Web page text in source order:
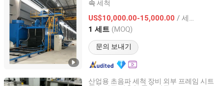
속세척
US$10,000.00-15,000.00 / 세트
1 세트 (MOQ)
문의 보내기
Yancheng Sirda Machinery Manufacturing Co., Ltd
Jiangsu, China 이후 2024
산업용 초음파 세척 장비 외부 프레임 시트